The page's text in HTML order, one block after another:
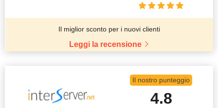
Il miglior sconto per i nuovi clienti
Leggi la recensione
Il nostro punteggio
4.8